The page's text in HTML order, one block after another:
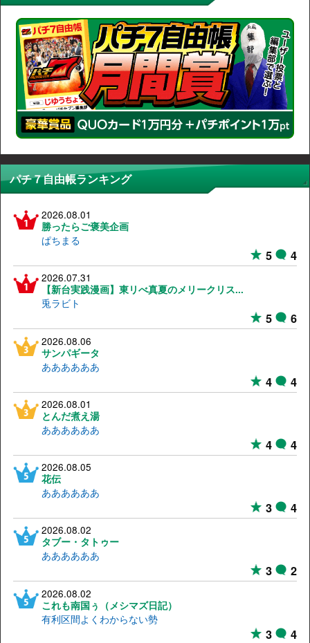
パチ７自由帳ランキング
2026.08.01
勝ったらご褒美企画
ぱちまる
5 4
2026.07.31
【新台実践漫画】東リべ真夏のメリークリス...
兎ラビト
5 6
2026.08.06
サンパギータ
ああああああ
4 4
2026.08.01
とんだ煮え湯
ああああああ
4 4
2026.08.05
花伝
ああああああ
3 4
2026.08.02
タブー・タトゥー
ああああああ
3 2
2026.08.02
これも南国ぅ（メシマズ日記）
有利区間よくわからない勢
3 4